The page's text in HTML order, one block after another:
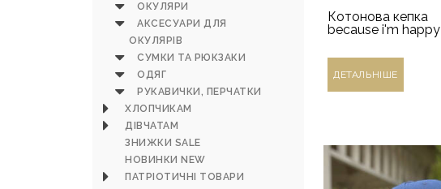
ОКУЛЯРИ
АКСЕСУАРИ ДЛЯ
ОКУЛЯРІВ
СУМКИ ТА РЮКЗАКИ
ОДЯГ
РУКАВИЧКИ, ПЕРЧАТКИ
ХЛОПЧИКАМ
ДІВЧАТАМ
ЗНИЖКИ SALE
НОВИНКИ NEW
ПАТРІОТИЧНІ ТОВАРИ
Котонова кепка
because i'm happy
ДЕТАЛЬНIШЕ